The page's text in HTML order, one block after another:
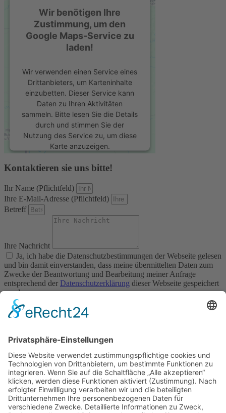
Wir benötigen Ihre
Zustimmung, um den
Google Maps-Service zu
laden!
Wir verwenden einen Service eines
Drittanbieters, um Karteninhalte
einzubetten. Dieser Service kann
Daten zu Ihren Aktivitäten
sammeln. Bitte lesen Sie die Details
durch und stimmen Sie der
Nutzung des Service zu, um diese
Karte anzuzeigen.
Mehr Informationen
Akzeptieren
powered byUsercentrics Consent
Kontaktieren sie uns bitte!
Ihr Name (Pflichtfeld)
Ihre E-Mail-Adresse (Pflichtfeld)
Betreff
Ihre Nachricht
Ja, ich habe die Datenschutzbestimmungen der Webseite gelesen
und bin damit einverstanden, dass meine übermittelten Daten zum
Zwecke der Beantwortung und Bearbeitung meiner Anfrage
entsprechend der Datenschutzerklärung dieser Webseite gespeichert
werden.
Senden
© 2026 MD Concept GmbH | Alle Rechte vorbehalten
Impressum
Datenschutz­erklärung
Home
Über uns